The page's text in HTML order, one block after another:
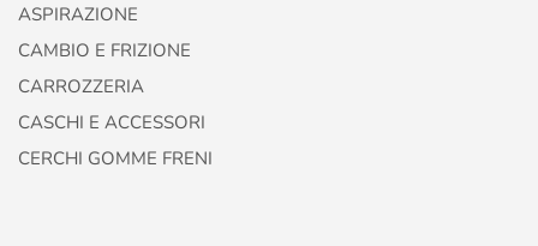
ASPIRAZIONE
CAMBIO E FRIZIONE
CARROZZERIA
CASCHI E ACCESSORI
CERCHI GOMME FRENI